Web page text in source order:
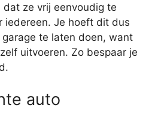
ze vrij eenvoudig te
iedereen. Je hoeft dit dus
te laten doen, want
uitvoeren. Zo bespaar je
auto